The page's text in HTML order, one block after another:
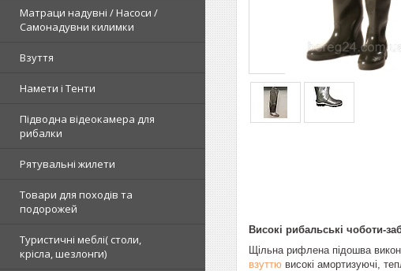
Матраци надувні / Насоси /
Самонадувни килимки
Взуття
Намети і Тенти
Підводна відеокамера для
рибалки
Рятувальні жилети
Товари для походів та
подорожей
Туристичні меблі( столи,
крісла, шезлонги)
Високі рибальські чоботи-
Щільна рифлена підошва
взуттю високі амортизуючі,